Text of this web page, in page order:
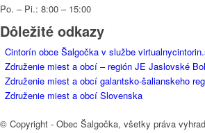
Po. – Pi.: 8:00 – 15:00
Dôležité odkazy
Cintorín obce Šalgočka v službe
Združenie miest a obcí – región JE Jaslovské
Združenie miest a obcí galantsko-šalianskeho
Združenie miest a obcí Slovenska
© Copyright - Obec Šalgočka, všetky práva